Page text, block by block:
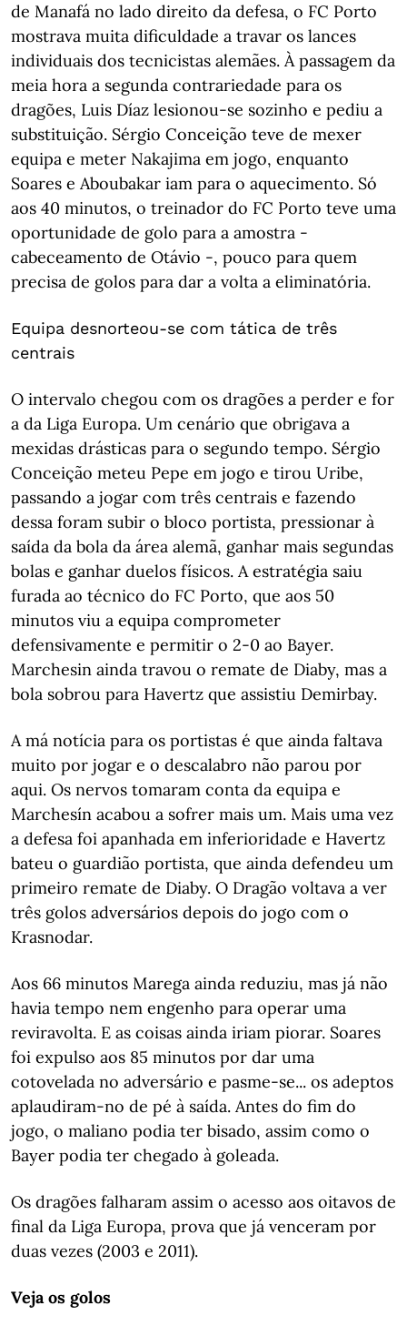
de Manafá no lado direito da defesa, o FC Porto
mostrava muita dificuldade a travar os lances
individuais dos tecnicistas alemães. À passagem da
meia hora a segunda contrariedade para os
dragões, Luis Díaz lesionou-se sozinho e pediu a
substituição. Sérgio Conceição teve de mexer
equipa e meter Nakajima em jogo, enquanto
Soares e Aboubakar iam para o aquecimento. Só
aos 40 minutos, o treinador do FC Porto teve uma
oportunidade de golo para a amostra -
cabeceamento de Otávio -, pouco para quem
precisa de golos para dar a volta a eliminatória.
Equipa desnorteou-se com tática de três
centrais
O intervalo chegou com os dragões a perder e for
a da Liga Europa. Um cenário que obrigava a
mexidas drásticas para o segundo tempo. Sérgio
Conceição meteu Pepe em jogo e tirou Uribe,
passando a jogar com três centrais e fazendo
dessa foram subir o bloco portista, pressionar à
saída da bola da área alemã, ganhar mais segundas
bolas e ganhar duelos físicos. A estratégia saiu
furada ao técnico do FC Porto, que aos 50
minutos viu a equipa comprometer
defensivamente e permitir o 2-0 ao Bayer.
Marchesin ainda travou o remate de Diaby, mas a
bola sobrou para Havertz que assistiu Demirbay.
A má notícia para os portistas é que ainda faltava
muito por jogar e o descalabro não parou por
aqui. Os nervos tomaram conta da equipa e
Marchesín acabou a sofrer mais um. Mais uma vez
a defesa foi apanhada em inferioridade e Havertz
bateu o guardião portista, que ainda defendeu um
primeiro remate de Diaby. O Dragão voltava a ver
três golos adversários depois do jogo com o
Krasnodar.
Aos 66 minutos Marega ainda reduziu, mas já não
havia tempo nem engenho para operar uma
reviravolta. E as coisas ainda iriam piorar. Soares
foi expulso aos 85 minutos por dar uma
cotovelada no adversário e pasme-se... os adeptos
aplaudiram-no de pé à saída. Antes do fim do
jogo, o maliano podia ter bisado, assim como o
Bayer podia ter chegado à goleada.
Os dragões falharam assim o acesso aos oitavos de
final da Liga Europa, prova que já venceram por
duas vezes (2003 e 2011).
Veja os golos